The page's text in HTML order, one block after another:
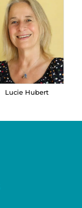
Lucie Hubert